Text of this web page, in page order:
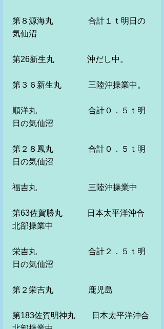
第８源海丸　　　 　合計１ｔ明日の
気仙沼
第26新生丸　　　　沖だし中。
第３６新生丸　　　 三陸沖操業中。
順洋丸　　　　　 　合計０．５ｔ明
日の気仙沼
第２８鳳丸　　　　 合計０．５ｔ明
日の気仙沼
福吉丸　　　　　　 三陸沖操業中
第63佐賀勝丸　　　日本太平洋沖合
北部操業中
栄吉丸　　　　　　 合計２．５ｔ明
日の気仙沼
第２栄吉丸　　　　 鹿児島
第183佐賀明神丸　　日本太平洋沖合